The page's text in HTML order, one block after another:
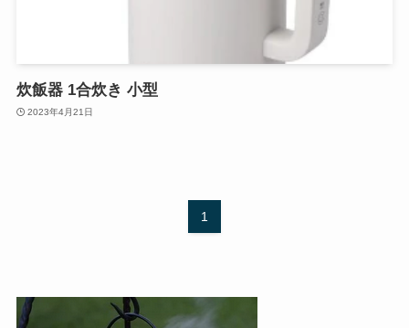
炊飯器 1合炊き 小型
2023年4月21日
1